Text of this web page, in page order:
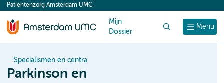
content
Menu
Patiëntenzorg Amsterdam UMC
Mijn
Dossier
Specialismen en centra
Parkinson en